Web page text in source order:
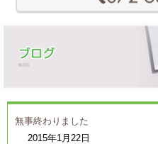
無事終わりました
2015年1月22日